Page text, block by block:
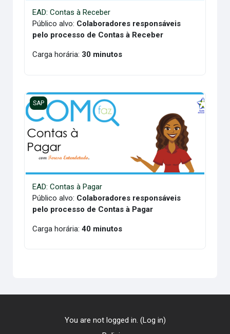
EAD: Contas à Receber
Público alvo: Colaboradores responsáveis
pelo processo de Contas à Receber
Carga horária: 30 minutos
EAD: Contas à Pagar
SAP
EAD: Contas à Pagar
Público alvo: Colaboradores responsáveis
pelo processo de Contas à Pagar
Carga horária:40 minutos
You are not logged in. (Log in)